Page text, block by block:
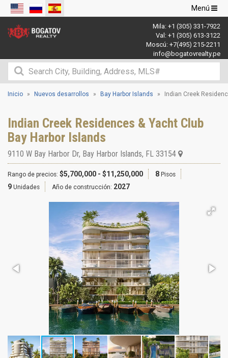
Navegación
de
palanca
Menú
Mila: +1 (305) 331-7922
Val: +1 (305) 613-3122
Moscú: +7(495) 215-2211
info@bogatovrealty.pe
Inicio Nuevos desarrollos Bay Harbor Islands Indian Creek
Indian Creek Residences & Yacht Club
Bay Harbor Islands
9110 W Bay Harbor Dr, Bay Harbor Islands, FL 33154
Rango de precios: $5,700,000 - $11,250,000 8 Pisos
9 Unidades Año de construcción: 2027